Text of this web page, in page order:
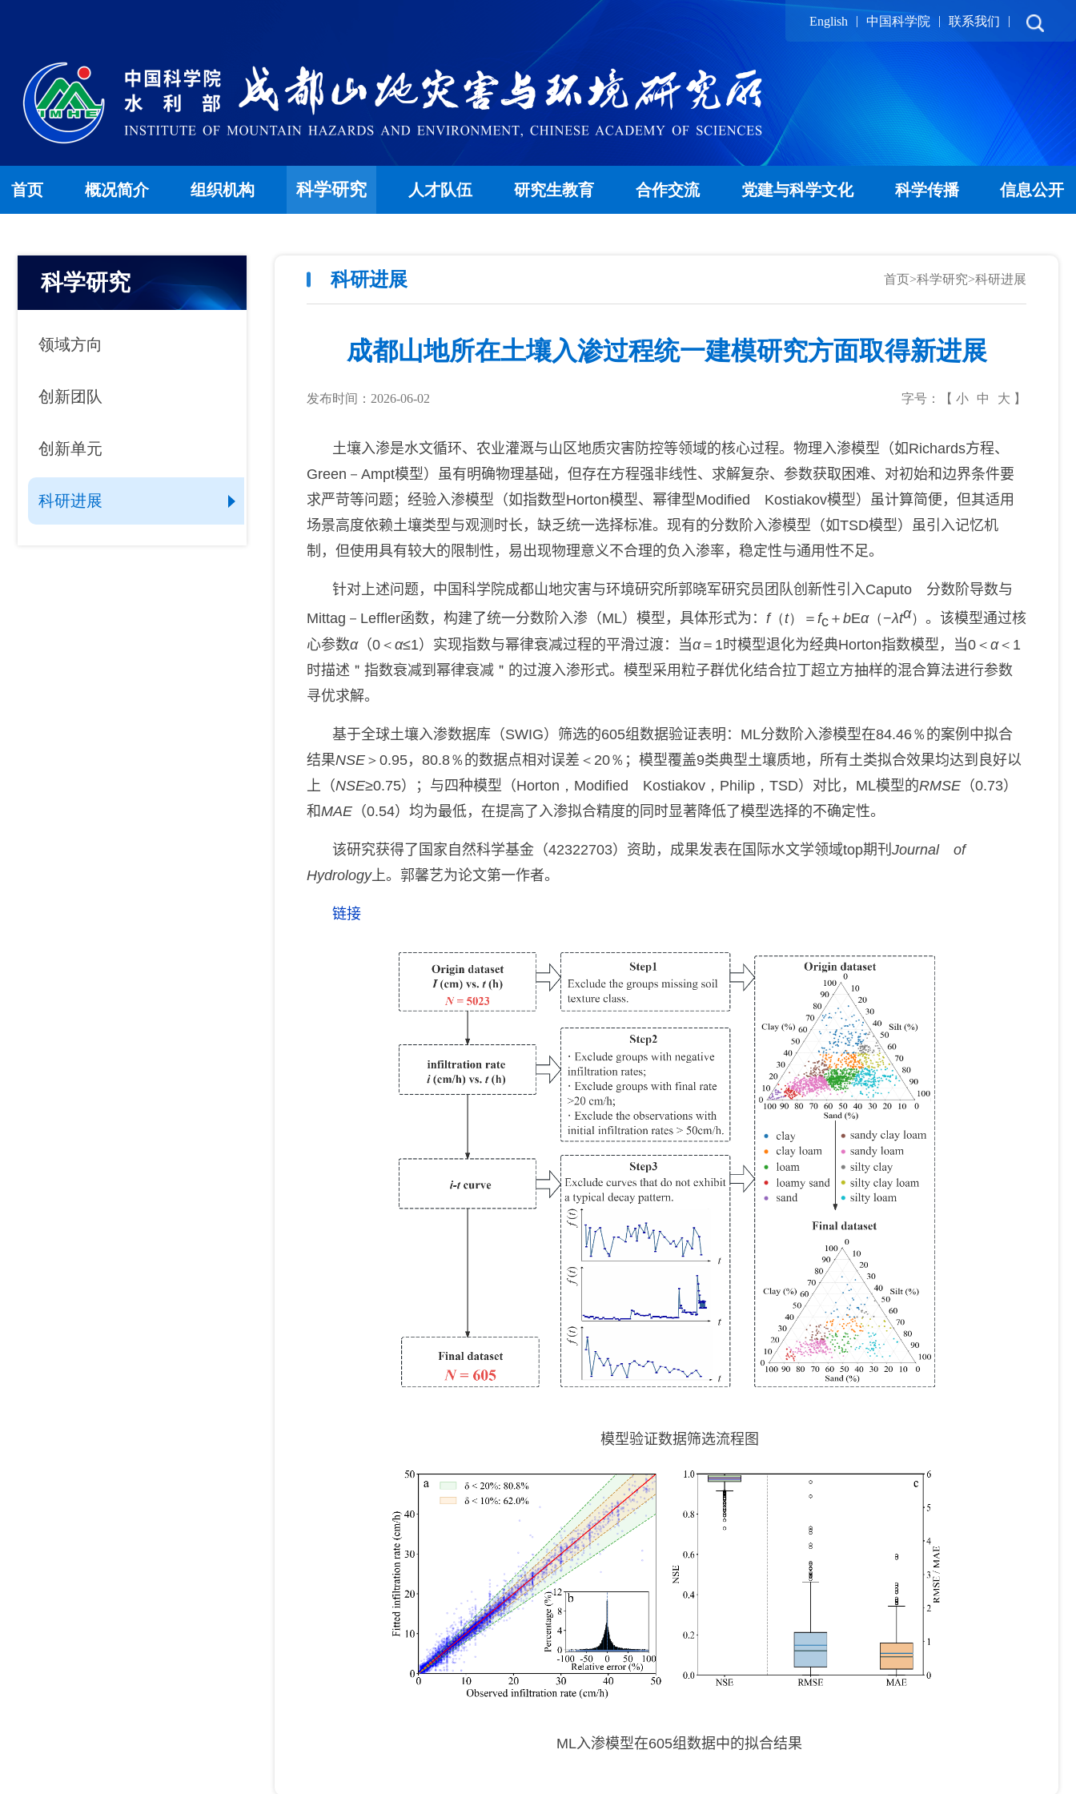
English | 中国科学院 | 联系我们 |
首页 概况简介 组织机构 科学研究 人才队伍 研究生教育 合作交流 党建与科学文化 科学传播 信息公开
科学研究
领域方向
创新团队
山地灾害研究领域
山地生态环境研究领域
创新单元
科研进展
科研进展 首页>科学研究>科研进展
成都山地所在土壤入渗过程统一建模研究方面取得新进展
发布时间：2026-06-02 字号：【 小 中 大 】
土壤入渗是水文循环、农业灌溉与山区地质灾害防控等领域的核心过程。物理入渗模型（如Richards方程、
Green－Ampt模型）虽有明确物理基础，但存在方程强非线性、求解复杂、参数获取困难、对初始和边界条件要
求严苛等问题；经验入渗模型（如指数型Horton模型、幂律型Modified Kostiakov模型）虽计算简便，但其适用
场景高度依赖土壤类型与观测时长，缺乏统一选择标准。现有的分数阶入渗模型（如TSD模型）虽引入记忆机
制，但使用具有较大的限制性， 易出现物理意义不合理的负入渗率，稳定性与通用性不足。
针对上述问题，中国科学院成都山地灾害与环境研究所郭晓军研究员团队创新性引入Caputo 分数阶导数与
Mittag－Leffler函数，构建了统一分数阶入渗（ML）模型， 具体形式为： f（t）＝ fc ＋ bEα（−λtα） 。该模型通过核
心参数α（0＜ α≤1）实现指数与幂律衰减过程的平滑过渡：当α＝1时模型退化为经典Horton指数模型，当0＜ α＜1
时描述 ＂ 指数衰减到幂律衰减 ＂ 的过渡入渗形式。 模型采用粒子群优化结合拉丁超立方抽样的混合算法进行参数
寻优求解。
基于全球土壤入渗数据库（SWIG） 筛选的605组数据验证表明： ML分数阶入渗模型在84.46％ 的案例中拟合
结果NSE ＞0.95， 80.8％ 的数据点相对误差 ＜20％ ；模型覆盖9类典型土壤质地，所有土类拟合效果均达到良好以
上（NSE≥0.75）；与四种模型 （Horton，Modified Kostiakov，Philip，TSD） 对比， ML模型的RMSE （0.73）
和MAE （0.54）均为最低， 在提高了入渗拟合精度的同时显著降低了模型选择的不确定性。
该研究获得了国家自然科学基金（42322703）资助 ， 成果发表在 国际水文学领域top期刊 Journal of
Hydrology上。 郭馨艺为论文第一作者。
链接
模型验证数据筛选流程图
ML入渗模型在605组数据中的拟合结果